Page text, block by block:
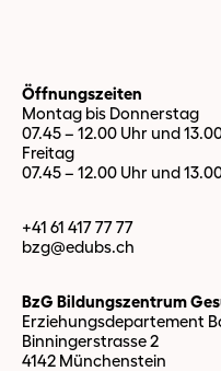
Öffnungszeiten
Montag bis Donnerstag
07.45 – 12.00 Uhr und
Freitag
07.45 – 12.00 Uhr und
+41 61 417 77 77
bzg@edubs.ch
BzG Bildungszentrum
Erziehungsdepartement
Binningerstrasse 2
4142 Münchenstein